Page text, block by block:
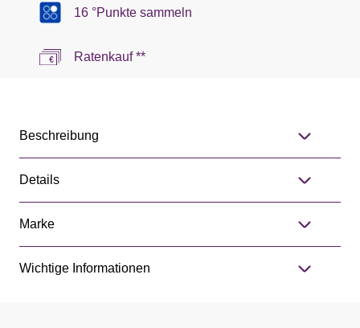
16 °Punkte sammeln
Ratenkauf **
Beschreibung
Details
Marke
Wichtige Informationen